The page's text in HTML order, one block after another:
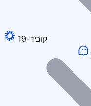
קוביד-19